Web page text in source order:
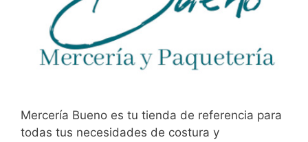
Mercería Bueno es tu tienda de referencia para
todas tus necesidades de costura y